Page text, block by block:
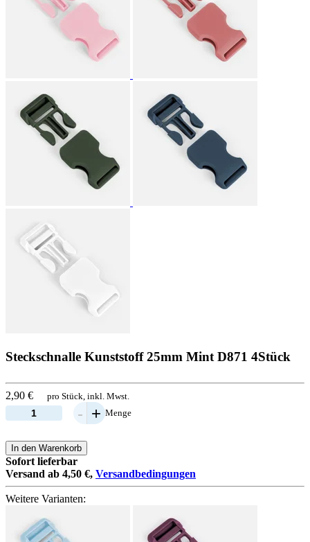
Steckschnalle Kunststoff 25mm Mint D871 4Stück
2,90 € pro Stück, inkl. Mwst.
- + Menge
In den Warenkorb
Sofort lieferbar
Versand ab 4,50 €, Versandbedingungen
Weitere Varianten: